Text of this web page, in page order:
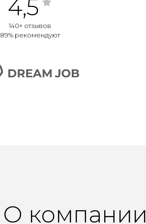
4,5
140+ отзывов
89% рекомендуют
О компании